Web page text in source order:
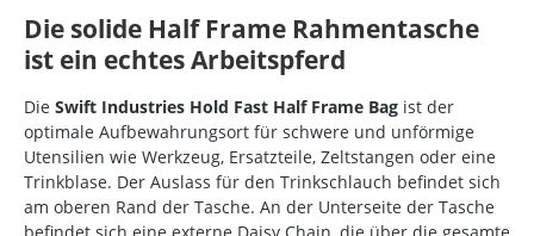
Die solide Half Frame Rahmentasche
ist ein echtes Arbeitspferd
Die Swift Industries Hold Fast Half Frame Bag ist der
optimale Aufbewahrungsort für schwere und unförmige
Utensilien wie Werkzeug, Ersatzteile, Zeltstangen oder eine
Trinkblase. Der Auslass für den Trinkschlauch befindet sich
am oberen Rand der Tasche. An der Unterseite der Tasche